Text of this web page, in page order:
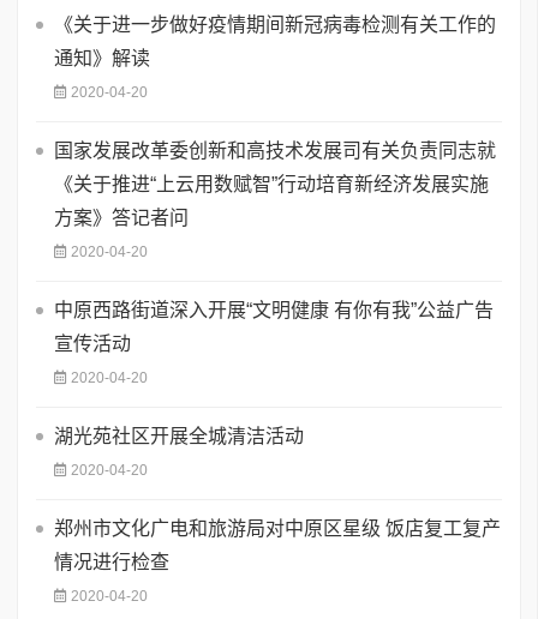
《关于进一步做好疫情期间新冠病毒检测有关工作的
通知》解读
2020-04-20
国家发展改革委创新和高技术发展司有关负责同志就
《关于推进“上云用数赋智”行动培育新经济发展实施
方案》答记者问
2020-04-20
中原西路街道深入开展“文明健康 有你有我”公益广告
宣传活动
2020-04-20
湖光苑社区开展全城清洁活动
2020-04-20
郑州市文化广电和旅游局对中原区星级 饭店复工复产
情况进行检查
2020-04-20